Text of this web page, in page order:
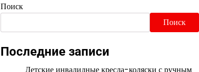
Поиск
Поиск
Последние записи